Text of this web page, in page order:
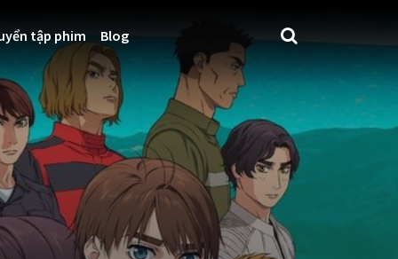
tập phim Blog